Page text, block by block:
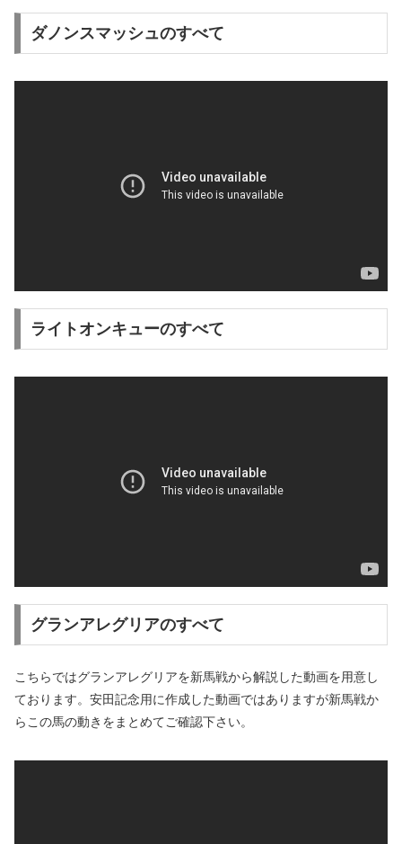
ダノンスマッシュのすべて
ライトオンキューのすべて
グランアレグリアのすべて
こちらではグランアレグリアを新馬戦から解説した動画を用意し
ております。安田記念用に作成した動画ではありますが新馬戦か
らこの馬の動きをまとめてご確認下さい。